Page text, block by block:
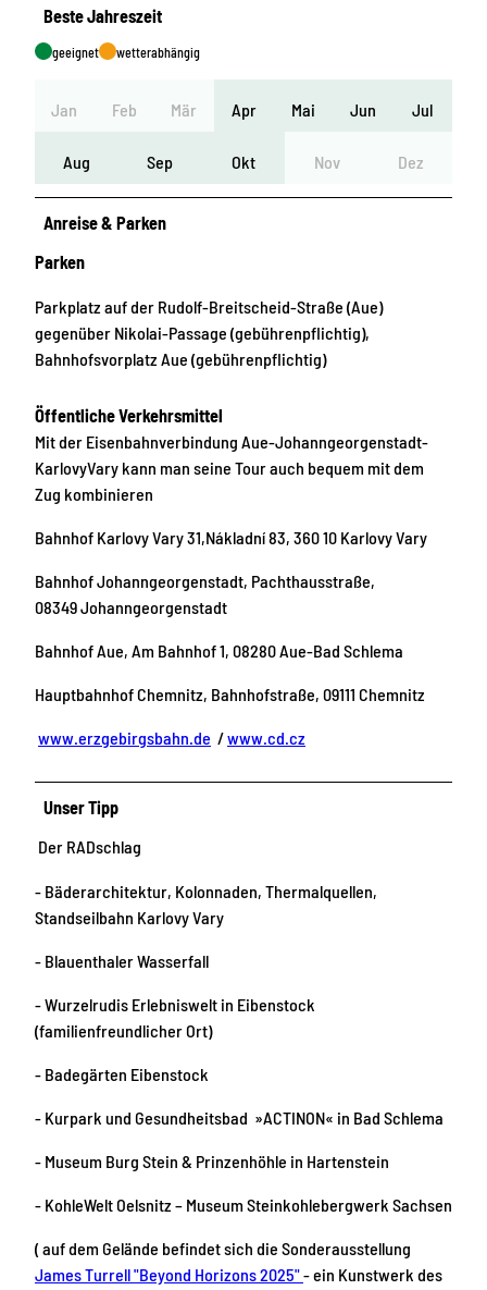
Beste Jahreszeit
geeignet wetterabhängig
Jan Feb Mär Apr Mai Jun Jul
Aug Sep Okt Nov Dez
Anreise & Parken
Parken
Parkplatz auf der Rudolf-Breitscheid-Straße (Aue)
gegenüber Nikolai-Passage (gebührenpflichtig),
Bahnhofsvorplatz Aue (gebührenpflichtig)
Öffentliche Verkehrsmittel
Mit der Eisenbahnverbindung Aue-Johanngeorgenstadt-
KarlovyVary kann man seine Tour auch bequem mit dem
Zug kombinieren
Bahnhof Karlovy Vary 31,Nákladní 83, 360 10 Karlovy Vary
Bahnhof Johanngeorgenstadt, Pachthausstraße,
08349 Johanngeorgenstadt
Bahnhof Aue, Am Bahnhof 1, 08280 Aue-Bad Schlema
Hauptbahnhof Chemnitz, Bahnhofstraße, 09111 Chemnitz
www.erzgebirgsbahn.de /www.cd.cz
Unser Tipp
Der RADschlag
- Bäderarchitektur, Kolonnaden, Thermalquellen,
Standseilbahn Karlovy Vary
- Blauenthaler Wasserfall
- Wurzelrudis Erlebniswelt in Eibenstock
(familienfreundlicher Ort)
- Badegärten Eibenstock
- Kurpark und Gesundheitsbad »ACTINON« in Bad Schlema
- Museum Burg Stein & Prinzenhöhle in Hartenstein
- KohleWelt Oelsnitz – Museum Steinkohlebergwerk Sachsen
( auf dem Gelände befindet sich die Sonderausstellung
James Turrell "Beyond Horizons 2025"- ein Kunstwerk des